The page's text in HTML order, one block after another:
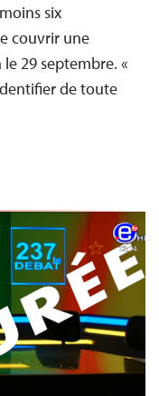
six
couvrir une
29 septembre. «
de toute